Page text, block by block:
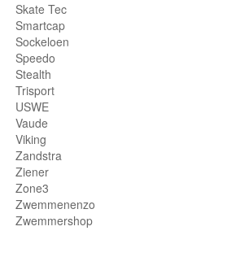
Skate Tec
Smartcap
Sockeloen
Speedo
Stealth
Trisport
USWE
Vaude
Viking
Zandstra
Ziener
Zone3
Zwemmenenzo
Zwemmershop